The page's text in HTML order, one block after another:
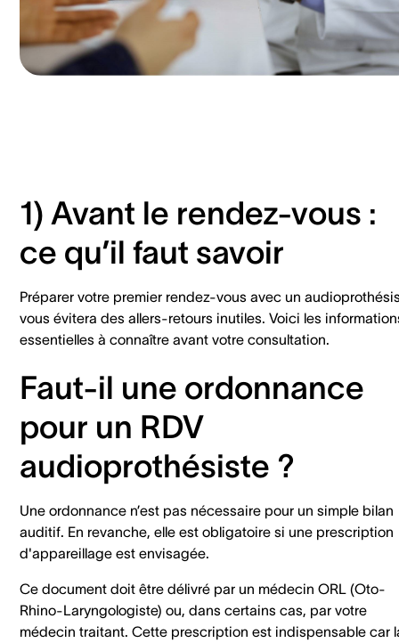
1) Avant le rendez-vous :
ce qu’il faut savoir
Préparer votre premier rendez-vous avec un
vous évitera des allers-retours inutiles. Voici les
essentielles à connaître avant votre consultation.
Faut-il une ordonnance
pour un RDV
audioprothésiste ?
Une ordonnance n’est pas nécessaire pour un simple bilan
auditif. En revanche, elle est obligatoire si une prescription
d'appareillage est envisagée.
Ce document doit être délivré par un médecin ORL (Oto-
Rhino-Laryngologiste) ou, dans certains cas, par votre
médecin traitant. Cette prescription est indispensable car